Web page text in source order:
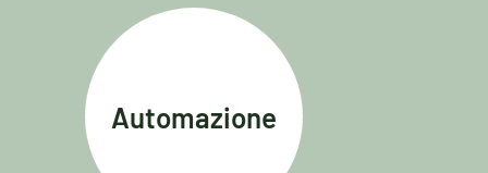
Automazione